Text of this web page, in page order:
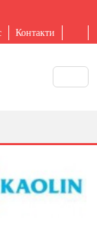
Контакти